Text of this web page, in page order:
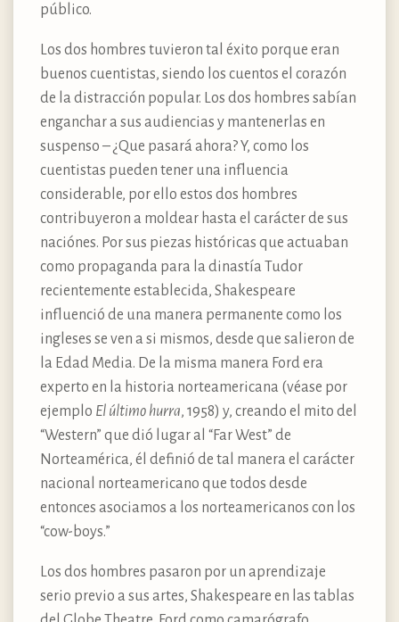
público.
Los dos hombres tuvieron tal éxito porque eran
buenos cuentistas, siendo los cuentos el corazón
de la distracción popular. Los dos hombres sabían
enganchar a sus audiencias y mantenerlas en
suspenso – ¿Que pasará ahora? Y, como los
cuentistas pueden tener una influencia
considerable, por ello estos dos hombres
contribuyeron a moldear hasta el carácter de sus
naciónes. Por sus piezas históricas que actuaban
como propaganda para la dinastía Tudor
recientemente establecida, Shakespeare
influenció de una manera permanente como los
ingleses se ven a si mismos, desde que salieron de
la Edad Media. De la misma manera Ford era
experto en la historia norteamericana (véase por
ejemplo El último hurra, 1958) y, creando el mito del
“Western” que dió lugar al “Far West” de
Norteamérica, él definió de tal manera el carácter
nacional norteamericano que todos desde
entonces asociamos a los norteamericanos con los
“cow-boys.”
Los dos hombres pasaron por un aprendizaje
serio previo a sus artes, Shakespeare en las tablas